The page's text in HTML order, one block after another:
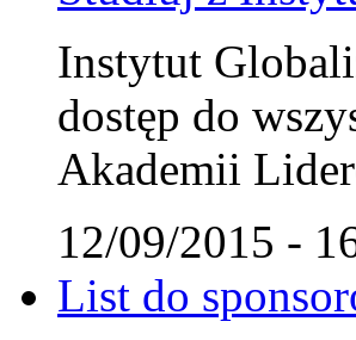
Instytut
dostęp do
Akademii
12/09/2015 -
List do